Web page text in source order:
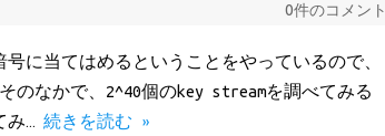
0件のコメント
に当てはめるということをやっているので、
のなかで、2^40個のkey streamを調べてみる
み… 続きを読む »